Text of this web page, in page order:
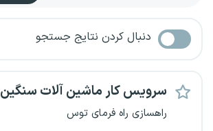
دنبال کردن نتایج جستجو
سرویس کار ماشین آلات سنگین
راهسازی راه فرمای توس